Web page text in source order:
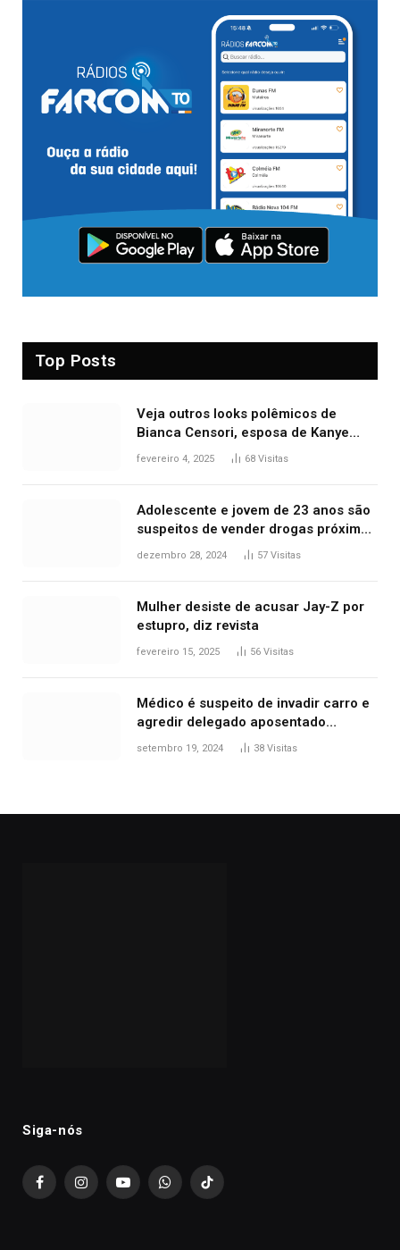
Top Posts
Veja outros looks polêmicos de
Bianca Censori, esposa de Kanye
West que apareceu nua no Grammy
fevereiro 4, 2025 68 Visitas
Adolescente e jovem de 23 anos são
suspeitos de vender drogas próximo
de delegacia e escola, diz polícia
dezembro 28, 2024 57 Visitas
Mulher desiste de acusar Jay-Z por
estupro, diz revista
fevereiro 15, 2025 56 Visitas
Médico é suspeito de invadir carro e
agredir delegado aposentado
durante confusão no trânsito
setembro 19, 2024 38 Visitas
Siga-nós
FacebookInstagramYouTubeWhatsAppTikTok